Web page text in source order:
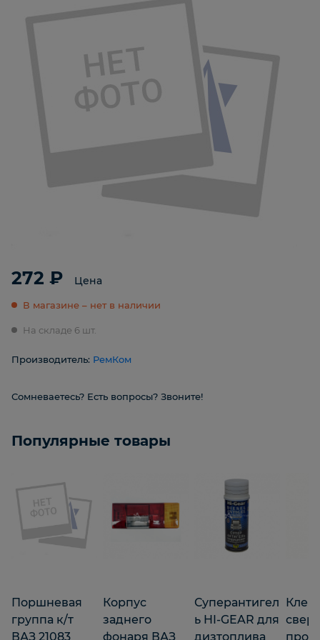
272 ₽ Цена
В магазине – нет в наличии
На складе 6 шт.
Производитель: РемКом
Сомневаетесь? Есть вопросы? Звоните!
Популярные товары
Поршневая
группа к/т
ВАЗ 21083
Корпус
заднего
фонаря ВАЗ
Суперантигел
ь HI-GEAR для
дизтоплива
Клей
сверх